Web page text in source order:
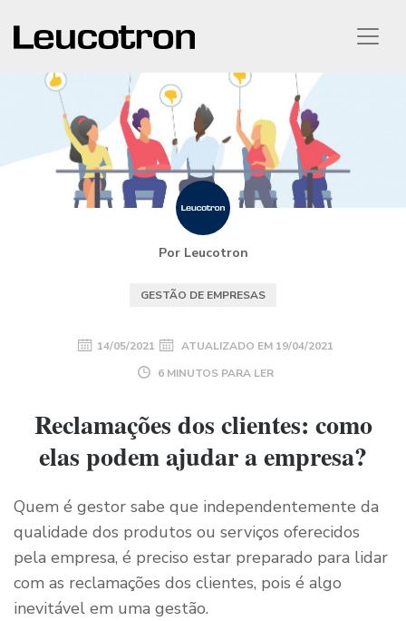
Por Leucotron
GESTÃO DE EMPRESAS
14/05/2021 ATUALIZADO EM 19/04/2021
6 MINUTOS PARA LER
Reclamações dos clientes: como
elas podem ajudar a empresa?
Quem é gestor sabe que independentemente da
qualidade dos produtos ou serviços oferecidos
pela empresa, é preciso estar preparado para lidar
com as reclamações dos clientes, pois é algo
inevitável em uma gestão.